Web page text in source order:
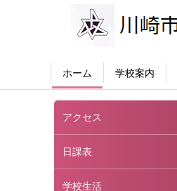
ホーム 学校案内
アクセス
日課表
学校生活